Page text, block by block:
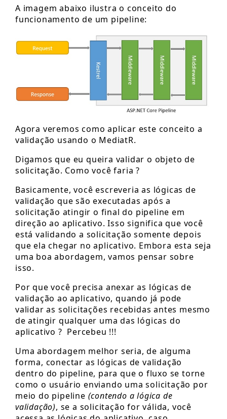
A imagem abaixo ilustra o conceito do
funcionamento de um pipeline:
Agora veremos como aplicar este conceito a
validação usando o MediatR.
Digamos que eu queira validar o objeto de
solicitação. Como você faria ?
Basicamente, você escreveria as lógicas de
validação que são executadas após a
solicitação atingir o final do pipeline em
direção ao aplicativo. Isso significa que você
está validando a solicitação somente depois
que ela chegar no aplicativo. Embora esta seja
uma boa abordagem, vamos pensar sobre
isso.
Por que você precisa anexar as lógicas de
validação ao aplicativo, quando já pode
validar as solicitações recebidas antes mesmo
de atingir qualquer uma das lógicas do
aplicativo ? Percebeu !!!
Uma abordagem melhor seria, de alguma
forma, conectar as lógicas de validação
dentro do pipeline, para que o fluxo se torne
como o usuário enviando uma solicitação por
meio do pipeline (contendo a lógica de
validação), se a solicitação for válida, você